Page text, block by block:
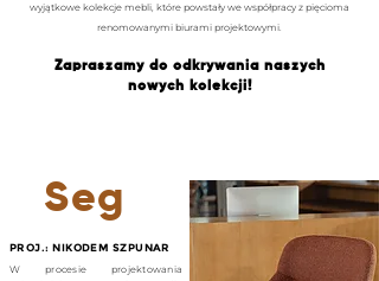
wyjątkowe kolekcje mebli, które powstały we współpracy z pięcioma
renomowanymi biurami projektowymi.
Zapraszamy do odkrywania naszych
nowych kolekcji!
Seg
PROJ.: NIKODEM SZPUNAR
W procesie projektowania